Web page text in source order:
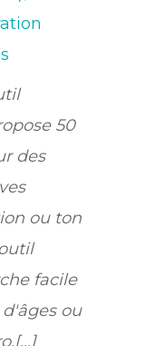
50
des
ou ton
facile
ou